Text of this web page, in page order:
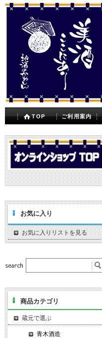
TOP ご利用案内
お気に入り
お気に入りリストを見る
商品カテゴリ
蔵元で選ぶ
青木酒造